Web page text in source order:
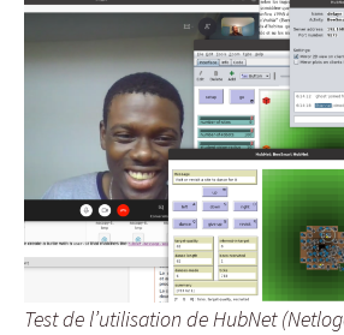
Test de l’utilisation de HubNet